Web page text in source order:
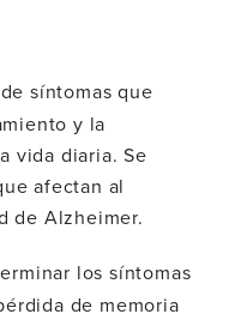
síntomas que
y la
vida diaria. Se
afectan al
de Alzheimer.
los síntomas
de memoria